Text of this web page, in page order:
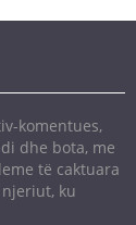
komentues,
dhe bota, me
të caktuara
ku